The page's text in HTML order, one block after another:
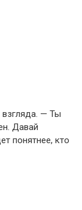
— Ты
Давай
понятнее, кто